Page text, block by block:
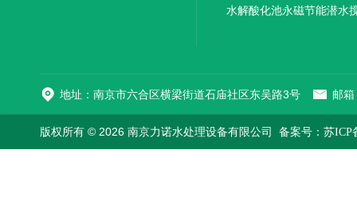
机厂家直销
水解酸化池永磁节能潜水
地址：南京市六合区横梁街道石庙社区东吴路3号 邮
版权所有 © 2026 南京力诺水处理设备有限公司 备案号：苏ICP